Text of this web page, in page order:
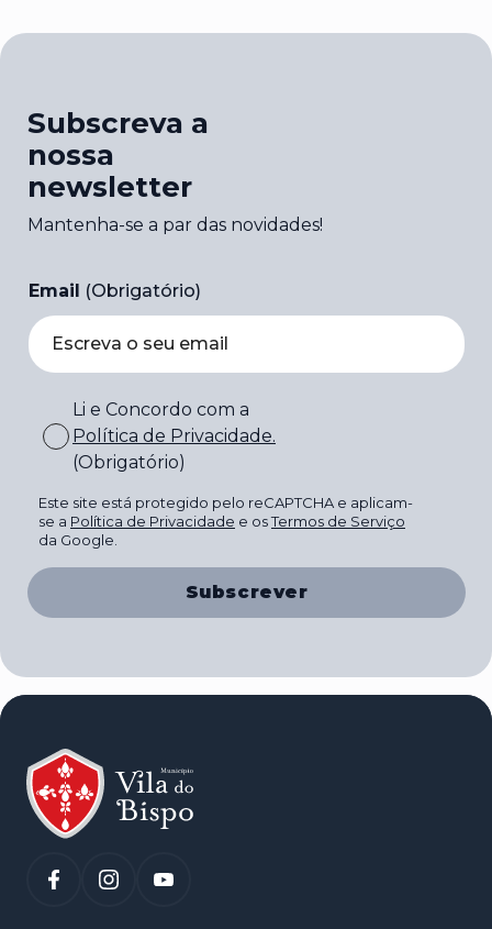
Subscreva a
nossa
newsletter
Mantenha-se a par das novidades!
Email (Obrigatório)
Li e Concordo com a
Política de Privacidade.
(Obrigatório)
Este site está protegido pelo reCAPTCHA e aplicam-
se a Política de Privacidade e osTermos de Serviço
da Google.
Subscrever